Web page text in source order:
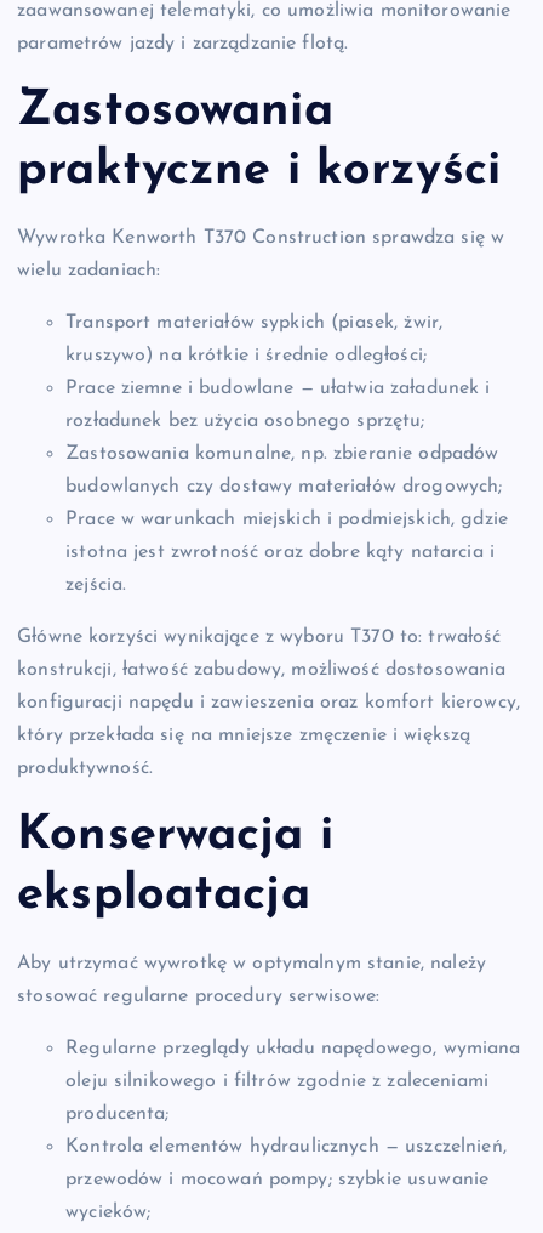
zaawansowanej telematyki, co umożliwia monitorowanie
parametrów jazdy i zarządzanie flotą.
Zastosowania
praktyczne i korzyści
Wywrotka Kenworth T370 Construction sprawdza się w
wielu zadaniach:
Transport materiałów sypkich (piasek, żwir,
kruszywo) na krótkie i średnie odległości;
Prace ziemne i budowlane — ułatwia załadunek i
rozładunek bez użycia osobnego sprzętu;
Zastosowania komunalne, np. zbieranie odpadów
budowlanych czy dostawy materiałów drogowych;
Prace w warunkach miejskich i podmiejskich, gdzie
istotna jest zwrotność oraz dobre kąty natarcia i
zejścia.
Główne korzyści wynikające z wyboru T370 to: trwałość
konstrukcji, łatwość zabudowy, możliwość dostosowania
konfiguracji napędu i zawieszenia oraz komfort kierowcy,
który przekłada się na mniejsze zmęczenie i większą
produktywność.
Konserwacja i
eksploatacja
Aby utrzymać wywrotkę w optymalnym stanie, należy
stosować regularne procedury serwisowe:
Regularne przeglądy układu napędowego, wymiana
oleju silnikowego i filtrów zgodnie z zaleceniami
producenta;
Kontrola elementów hydraulicznych — uszczelnień,
przewodów i mocowań pompy; szybkie usuwanie
wycieków;